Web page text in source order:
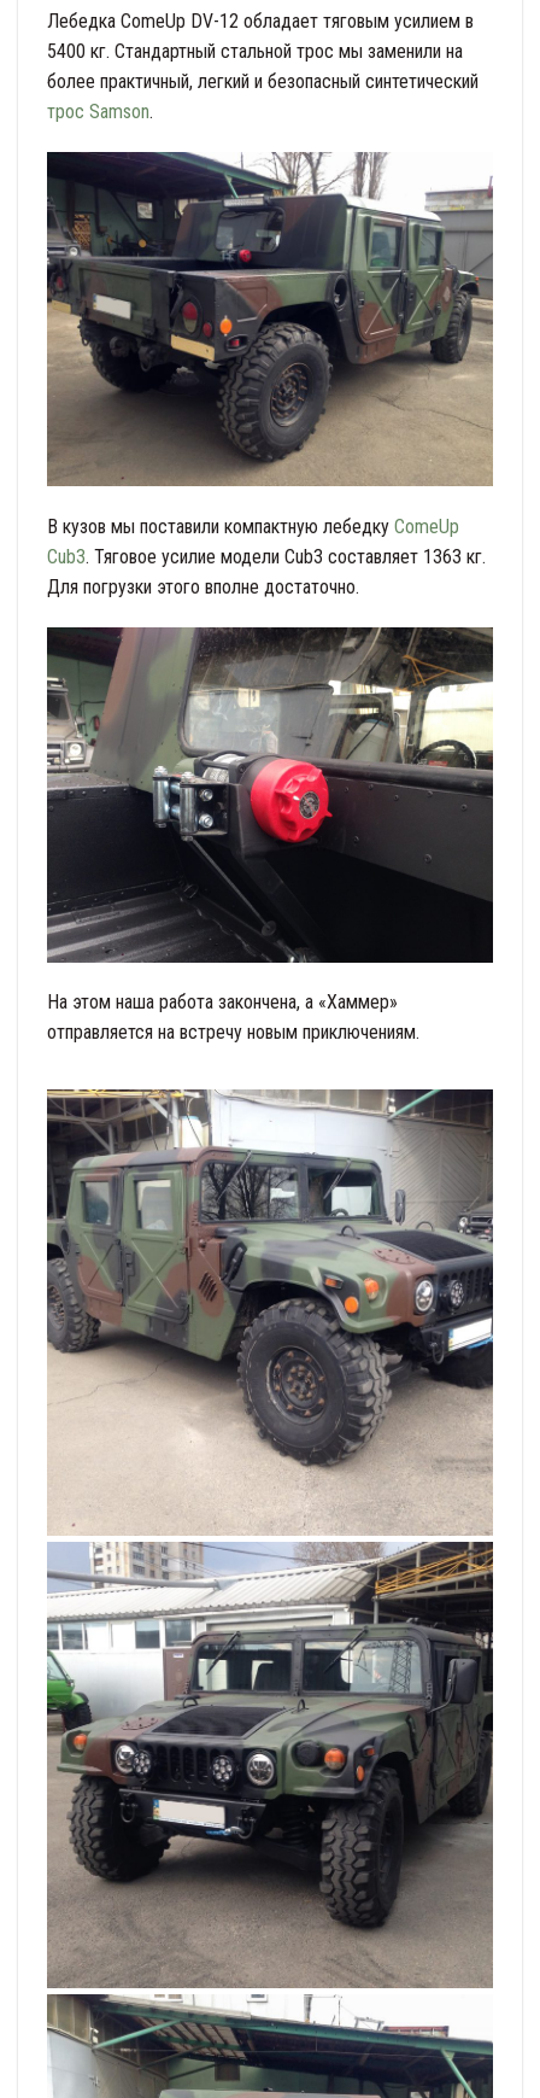
Лебедка ComeUp DV-12 обладает тяговым усилием в
5400 кг. Стандартный стальной трос мы заменили на
более практичный, легкий и безопасный синтетический
трос Samson.
В кузов мы поставили компактную лебедку ComeUp
Cub3. Тяговое усилие модели Cub3 составляет 1363 кг.
Для погрузки этого вполне достаточно.
На этом наша работа закончена, а «Хаммер»
отправляется на встречу новым приключениям.